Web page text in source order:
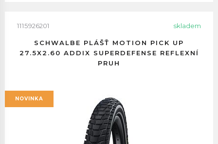
1115926201 skladem
SCHWALBE PLÁŠŤ MOTION PICK UP
27.5X2.60 ADDIX SUPERDEFENSE REFLEXNÍ
PRUH
NOVINKA